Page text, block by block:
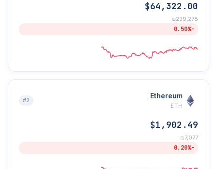
$64,322.00
₪239,278
-0.50%
Ethereum
ETH
#2
$1,902.49
₪7,077
-0.20%